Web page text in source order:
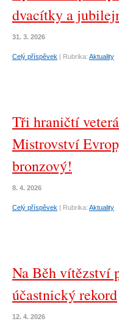
dvacítky a
31. 3. 2026
Celý příspěvek | Rubrika: Aktuality
Tři hraničtí
Mistrovství
bronzový!
8. 4. 2026
Celý příspěvek | Rubrika: Aktuality
Na Běh vítězství
účastnický rekord
12. 4. 2026